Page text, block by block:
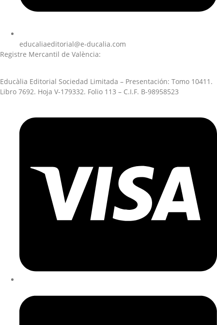
educaliaeditorial@e-ducalia.com
Registre Mercantil de València:
Educàlia Editorial Sociedad Limitada – Presentación: Tomo 10411.
Libro 7692. Hoja V-179332. Folio 113 – C.I.F. B-98958523